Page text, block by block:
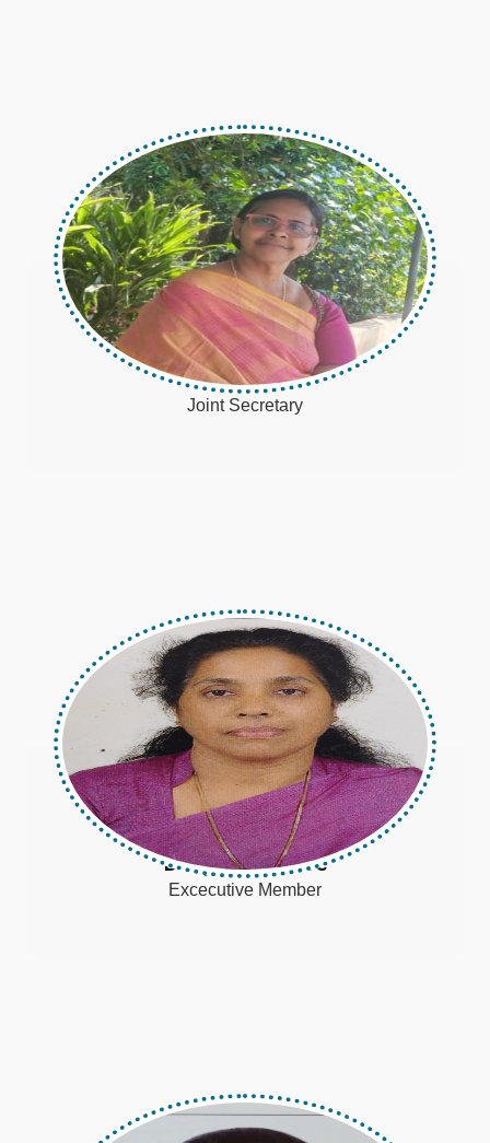
Sheela Jose
Joint Secretary
Dolly Kuriakose
Excecutive Member